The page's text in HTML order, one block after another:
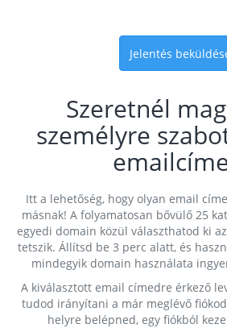
Jelentés
Szeretnél
személyre
Itt a lehetőség, hogy olyan email
másnak! A folyamatosan bővülő 25
egyedi domain közül választhatod ki
tetszik. Állítsd be 3 perc alatt, és
mindegyik domain használata
A kiválasztott email címedre érkező
tudod irányítani a már meglévő
helyre belépned, egy fiókból